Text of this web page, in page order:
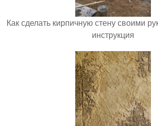
Как сделать кирпичную стену своими
инструкция